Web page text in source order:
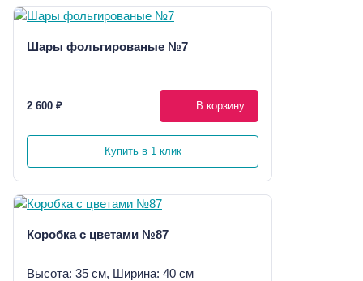
Шары фольгированые №7
2 600 ₽ В корзину
Купить в 1 клик
Коробка с цветами №87
Высота: 35 см, Ширина: 40 см